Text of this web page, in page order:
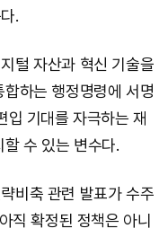
.
털 자산과 혁신 기술을
하는 행정명령에 서명
입 기대를 자극하는 재
수 있는 변수다.
비축 관련 발표가 수주
직 확정된 정책은 아니